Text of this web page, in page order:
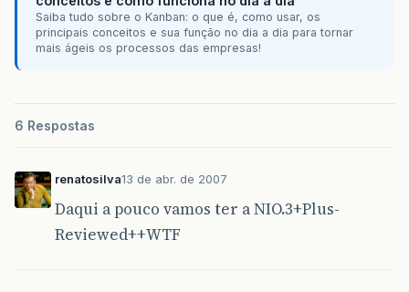
Saiba tudo sobre o Kanban: o que é, como usar, os
principais conceitos e sua função no dia a dia para tornar
mais ágeis os processos das empresas!
6 Respostas
renatosilva13 de abr. de 2007
Daqui a pouco vamos ter a NIO.3+Plus-
Reviewed++WTF